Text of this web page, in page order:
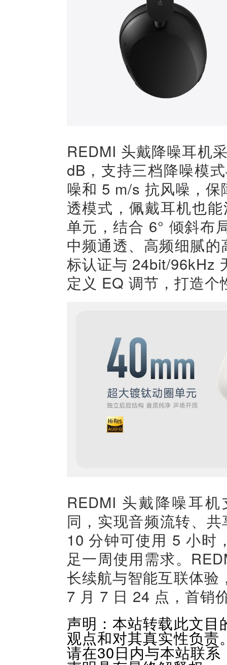
REDMI 头戴降噪耳机
dB，支持三档降噪模
噪和 5 m/s 抗风噪，
透模式，佩戴耳机也
单元，结合 6° 倾斜布
中频通透、高频细腻
标认证与 24bit/96kHz
定义 EQ 调节，打造
REDMI 头戴降噪耳
同，实现音频流转、
10 分钟可使用 5 小时
足一周使用需求。
长续航与智能互联体
7 月 7 日 24 点，首销
声明：本站转载此文
观点和对其真实性负
请在30日内与本站联